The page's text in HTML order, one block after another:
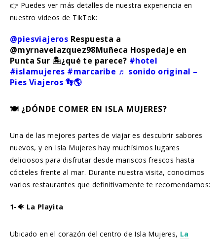
👉 Puedes ver más detalles de nuestra experiencia en
nuestro videos de TikTok:
@piesviajeros Respuesta a
@myrnavelazquez98Muñeca Hospedaje en
Punta Sur 🏝️¿qué te parece? #hotel
#islamujeres #marcaribe ♬ sonido original –
Pies Viajeros 👣🌎
🍽️ ¿DÓNDE COMER EN ISLA MUJERES?
Una de las mejores partes de viajar es descubrir sabores
nuevos, y en Isla Mujeres hay muchísimos lugares
deliciosos para disfrutar desde mariscos frescos hasta
cócteles frente al mar. Durante nuestra visita, conocimos
varios restaurantes que definitivamente te recomendamos:
1-🐠 La Playita
Ubicado en el corazón del centro de Isla Mujeres, La